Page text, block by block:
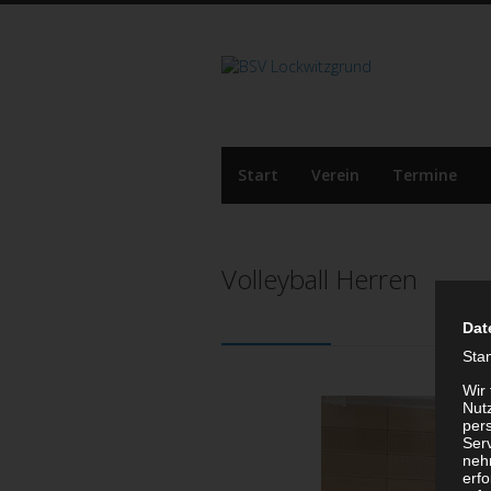
Start Verein Termine
Volleyball Herren
Wir